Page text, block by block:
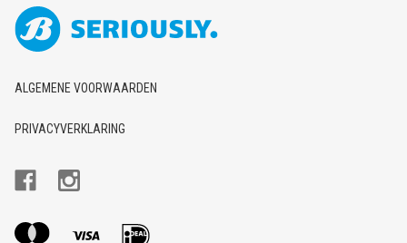
ALGEMENE VOORWAARDEN
PRIVACYVERKLARING